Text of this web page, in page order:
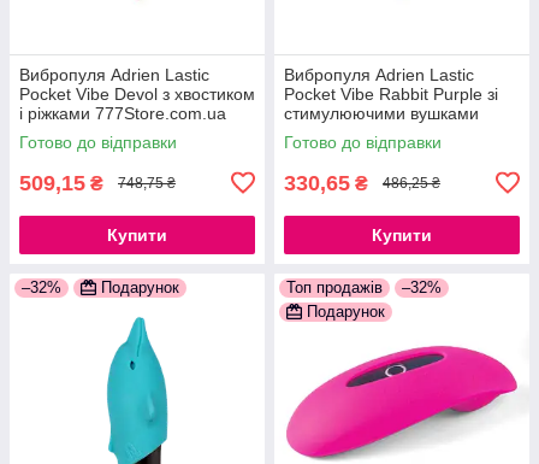
Вибропуля Adrien Lastic
Pocket Vibe Devol з хвостиком
і ріжками 777Store.com.ua
Готово до відправки
509,15 ₴ 748,75 ₴
Купити
Вибропуля Adrien Lastic
Pocket Vibe Rabbit Purple зі
стимулюючими вушками
777Store.com.ua
Готово до відправки
330,65 ₴ 486,25 ₴
Купити
–32% Подарунок Топ продажів
–32%
Подарунок